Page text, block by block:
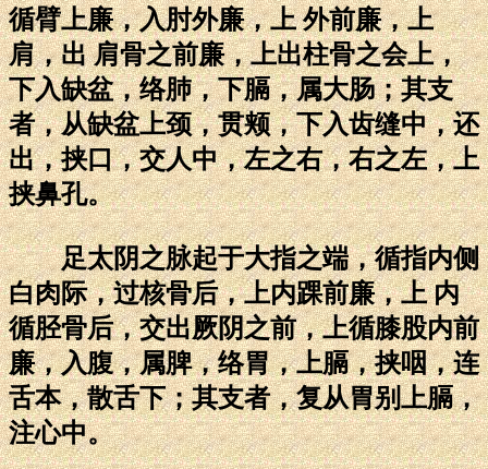
循臂上廉，入肘外廉，上 外前廉，上
肩，出 肩骨之前廉，上出柱骨之会上，
下入缺盆，络肺，下膈，属大肠；其支
者，从缺盆上颈，贯颊，下入齿缝中，还
出，挟口，交人中，左之右，右之左，上
挟鼻孔。
足太阴之脉起于大指之端，循指内侧
白肉际，过核骨后，上内踝前廉，上 内
循胫骨后，交出厥阴之前，上循膝股内前
廉，入腹，属脾，络胃，上膈，挟咽，连
舌本，散舌下；其支者，复从胃别上膈，
注心中。